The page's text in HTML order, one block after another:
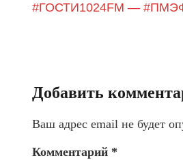
#ГОСТИ1024FM —
Добавить
Ваш адрес email не будет
Комментарий *